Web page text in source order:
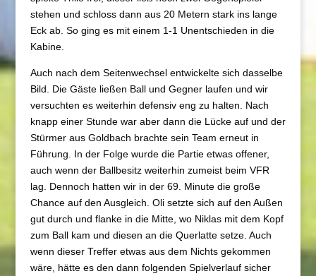
stehen und schloss dann aus 20 Metern stark ins lange
Eck ab. So ging es mit einem 1-1 Unentschieden in die
Kabine.
Auch nach dem Seitenwechsel entwickelte sich dasselbe
Bild. Die Gäste ließen Ball und Gegner laufen und wir
versuchten es weiterhin defensiv eng zu halten. Nach
knapp einer Stunde war aber dann die Lücke auf und der
Stürmer aus Goldbach brachte sein Team erneut in
Führung. In der Folge wurde die Partie etwas offener,
auch wenn der Ballbesitz weiterhin zumeist beim VFR
lag. Dennoch hatten wir in der 69. Minute die große
Chance auf den Ausgleich. Oli setzte sich auf den Außen
gut durch und flanke in die Mitte, wo Niklas mit dem Kopf
zum Ball kam und diesen an die Querlatte setze. Auch
wenn dieser Treffer etwas aus dem Nichts gekommen
wäre, hätte es den dann folgenden Spielverlauf sicher